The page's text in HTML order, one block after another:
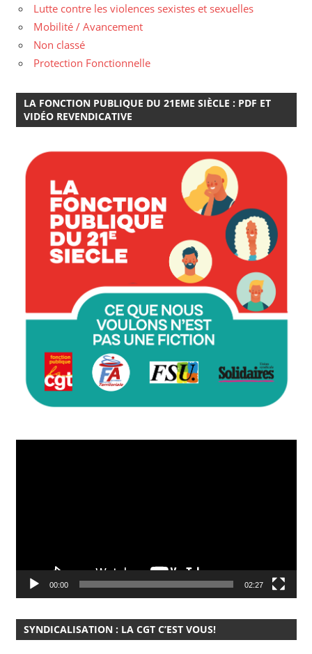
Lutte contre les violences sexistes et sexuelles
Mobilité / Avancement
Non classé
Protection Fonctionnelle
LA FONCTION PUBLIQUE DU 21EME SIÈCLE : PDF ET
VIDÉO REVENDICATIVE
00:00 02:27
SYNDICALISATION : LA CGT C’EST VOUS!